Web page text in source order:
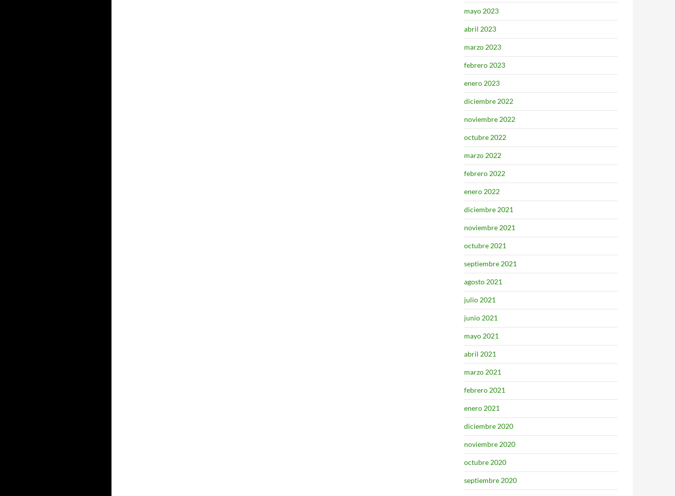
mayo 2023
abril 2023
marzo 2023
febrero 2023
enero 2023
diciembre 2022
noviembre 2022
octubre 2022
marzo 2022
febrero 2022
enero 2022
diciembre 2021
noviembre 2021
octubre 2021
septiembre 2021
agosto 2021
julio 2021
junio 2021
mayo 2021
abril 2021
marzo 2021
febrero 2021
enero 2021
diciembre 2020
noviembre 2020
octubre 2020
septiembre 2020